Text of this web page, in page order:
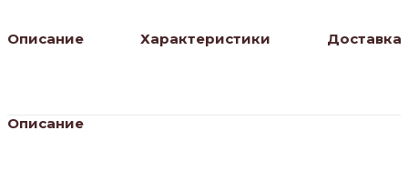
Описание Характеристики Доставка
Описание